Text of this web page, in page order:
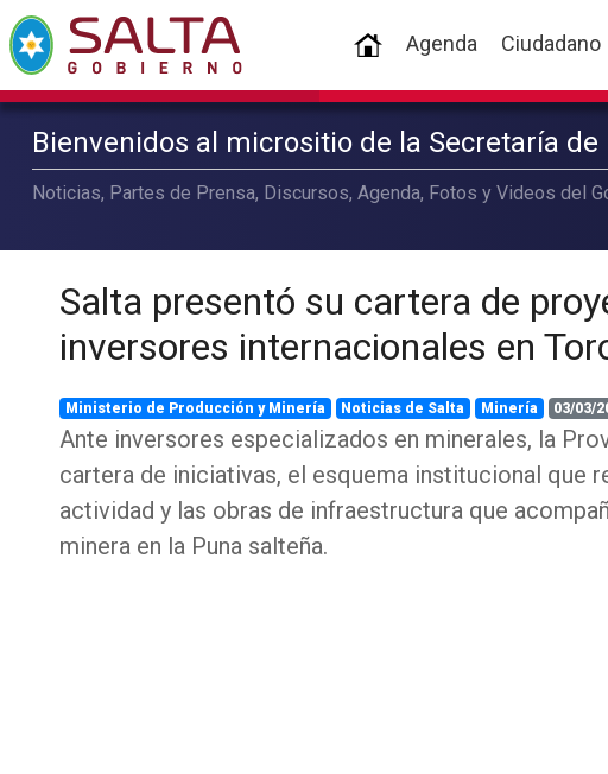
(current)
Agenda Ciudadano
Bienvenidos al micrositio de la Secretaría
Noticias, Partes de Prensa, Discursos, Agenda, Fotos y Videos del
Salta presentó su cartera de
inversores internacionales en
Ministerio de Producción y Minería Noticias de Salta Minería 03/03/
Ante inversores especializados en minerales, la
cartera de iniciativas, el esquema institucional que
actividad y las obras de infraestructura que
minera en la Puna salteña.